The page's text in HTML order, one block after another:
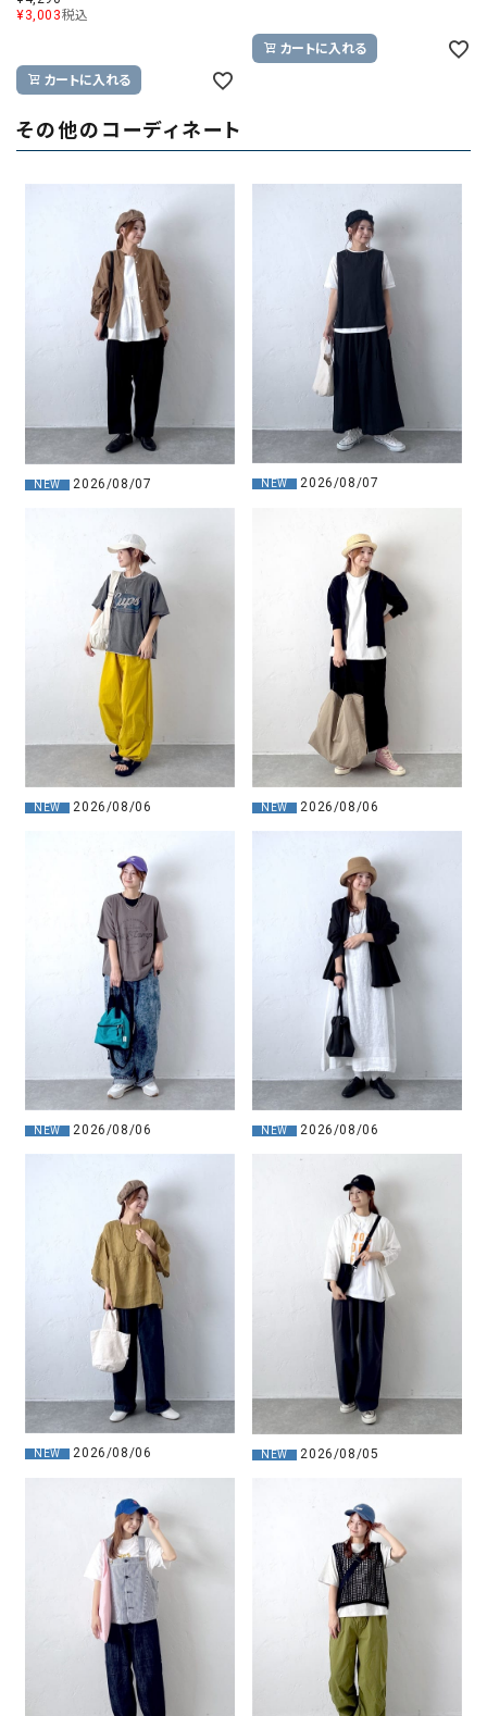
¥3,003税込
カートに入れる
カートに入れる
その他のコーディネート
NEW 2026/08/07 NEW 2026/08/07
NEW 2026/08/06 NEW 2026/08/06
NEW 2026/08/06 NEW 2026/08/06
NEW 2026/08/06 NEW 2026/08/05